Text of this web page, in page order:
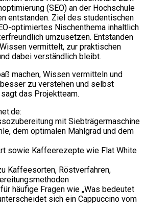
(SEO) an der Hochschule
entstanden. Ziel des studentischen
optimiertes Nischenthema inhaltlich
umzusetzen. Entstanden
vermittelt, zur praktischen
dabei verständlich bleibt.
machen, Wissen vermitteln und
zu verstehen und selbst
das Projektteam.
mit Siebträgermaschine
dem optimalen Mahlgrad und dem
sowie Kaffeerezepte wie Flat White
Kaffeesorten, Röstverfahren,
häufige Fragen wie „Was bedeutet
sich ein Cappuccino vom